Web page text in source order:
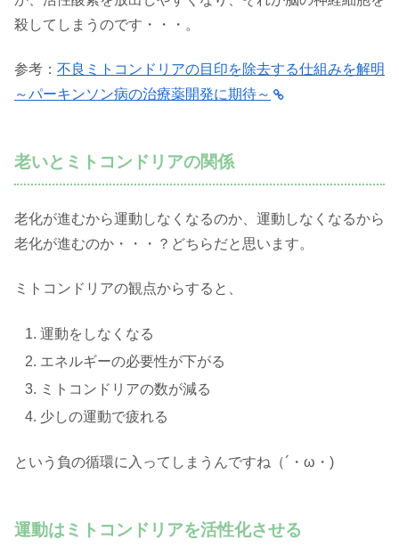
殺してしまうのです・・・。
参考： 不良ミトコンドリアの目印を除去する仕組みを解明
～パーキンソン病の治療薬開発に期待～
老いとミトコンドリアの関係
老化が進むから運動しなくなるのか、運動しなくなるから
老化が進むのか・・・？どちらだと思います。
ミトコンドリアの観点からすると、
運動をしなくなる
エネルギーの必要性が下がる
ミトコンドリアの数が減る
少しの運動で疲れる
という負の循環に入ってしまうんですね（´・ω・)
運動はミトコンドリアを活性化させる